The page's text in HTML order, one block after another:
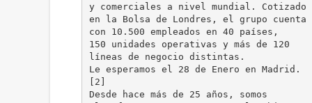
y comerciales a nivel mundial. Cotizado
en la Bolsa de Londres, el grupo cuenta
con 10.500 empleados en 40 países,
150 unidades operativas y más de 120
líneas de negocio distintas.
Le esperamos el 28 de Enero en Madrid.
[2]
Desde hace más de 25 años, somos